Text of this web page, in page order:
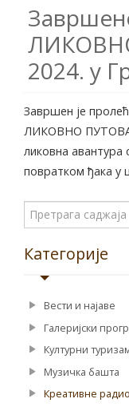
2024. у
Завршен је
ЛИКОВНО
ликовна авантура
повратком ђака у
Категорије
Вести и најаве
Галеријски
Културни
Музичка башта
Креативне